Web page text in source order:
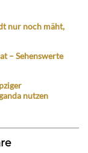
nur noch mäht,
– Sehenswerte
nutzen